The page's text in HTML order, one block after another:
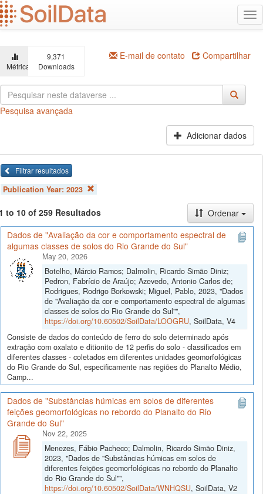
Ir
para
o
principal
Métricas
9,371
Downloads
E-mail de contato Compartilhar
Pesquisa avançada
Adicionar dados
Filtrar resultados
Publication Year: 2023
to 10 of 259 Resultados
Ordenar
Dados de "Avaliação da cor e comportamento espectral de
algumas classes de solos do Rio Grande do Sul"
May 20, 2026
Botelho, Márcio Ramos; Dalmolin, Ricardo Simão Diniz;
Pedron, Fabrício de Araújo; Azevedo, Antonio Carlos de;
Rodrigues, Rodrigo Borkowski; Miguel, Pablo, 2023, "Dados
de "Avaliação da cor e comportamento espectral de algumas
classes de solos do Rio Grande do Sul"",
https://doi.org/10.60502/SoilData/LOOGRU, SoilData, V4
Consiste de dados do conteúdo de ferro do solo determinado após
extração com oxalato e ditionito de 12 perfis do solo - classificados em
diferentes classes - coletados em diferentes unidades geomorfológicas
do Rio Grande do Sul, especificamente nas regiões do Planalto Médio,
Camp...
Dados de "Substâncias húmicas em solos de diferentes
feições geomorfológicas no rebordo do Planalto do Rio
Grande do Sul"
Nov 22, 2025
Menezes, Fábio Pacheco; Dalmolin, Ricardo Simão Diniz,
2023, "Dados de "Substâncias húmicas em solos de
diferentes feições geomorfológicas no rebordo do Planalto
do Rio Grande do Sul"",
https://doi.org/10.60502/SoilData/WNHQSU, SoilData, V2